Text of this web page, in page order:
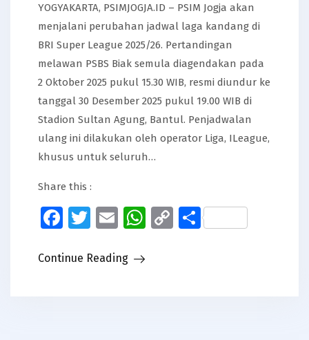
YOGYAKARTA, PSIMJOGJA.ID – PSIM Jogja akan
menjalani perubahan jadwal laga kandang di
BRI Super League 2025/26. Pertandingan
melawan PSBS Biak semula diagendakan pada
2 Oktober 2025 pukul 15.30 WIB, resmi diundur ke
tanggal 30 Desember 2025 pukul 19.00 WIB di
Stadion Sultan Agung, Bantul. Penjadwalan
ulang ini dilakukan oleh operator Liga, ILeague,
khusus untuk seluruh…
Share this :
Facebook
Twitter
EmailWhatsApp
CopyShare
Continue Reading